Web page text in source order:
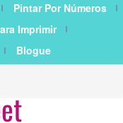
Pintar Por Números
Imprimir
Blogue